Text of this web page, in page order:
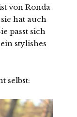
von Ronda
hat auch
passt sich
stylishes
selbst: